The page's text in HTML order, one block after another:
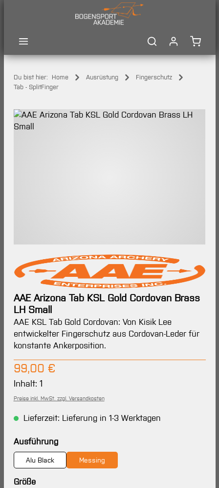
Du bist hier: Home Ausrüstung
Fingerschutz
Tab - SplitFinger
Bildergalerie überspringen
AAE Arizona Tab KSL Gold Cordovan Brass
LH Small
AAE KSL Tab Gold Cordovan: Von Kisik Lee
entwickelter Fingerschutz aus Cordovan-Leder für
konstante Ankerposition.
Regulärer Preis:
99,00 €
Inhalt: 1
Preise inkl. MwSt. zzgl. Versandkosten
Lieferzeit: Lieferung in 1-3 Werktagen
Ausführungauswählen
Alu Black Messing
Größeauswählen